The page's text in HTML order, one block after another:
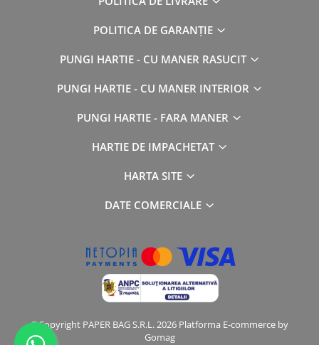
POLITICA DE GARANȚIE
PUNGI HARTIE - CU MANER RASUCIT
PUNGI HARTIE - CU MANER INTERIOR
PUNGI HARTIE - FARA MANER
HARTIE DE IMPACHETAT
HARTA SITE
DATE COMERCIALE
©Copyright PAPER BAG S.R.L. 2026 Platforma E-commerce by
Gomag